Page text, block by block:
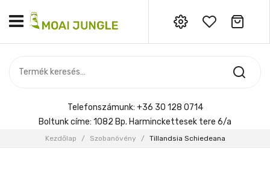
SZOBANÖVÉNY
KIEGÉSZÍTŐK
Menyasszonyi csokor
Telefonszámunk: +36 30 128 0714
Boltunk címe: 1082 Bp. Harminckettesek tere 6/a
Kezdőlap / Szobanövény / Tillandsia Schiedeana